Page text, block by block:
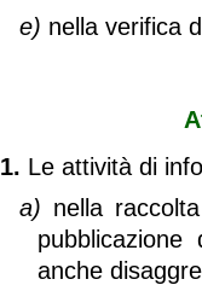
e) nella verifica
1. Le attività di
a) nella
anche